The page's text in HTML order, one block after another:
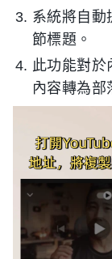
系統將自動
節標題。
此功能對於
內容轉為部